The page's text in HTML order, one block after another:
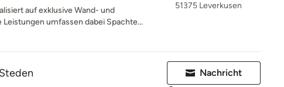
auf exklusive Wand- und
umfassen dabei Spachte...
51375 Leverkusen
Nachricht